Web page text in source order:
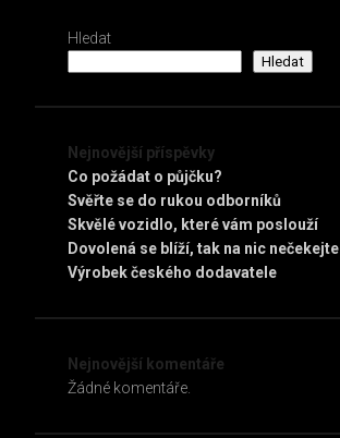
Hledat
Hledat
Nejnovější příspěvky
Co požádat o půjčku?
Svěřte se do rukou odborníků
Skvělé vozidlo, které vám poslouží
Dovolená se blíží, tak na nic nečekejte
Výrobek českého dodavatele
Nejnovější komentáře
Žádné komentáře.